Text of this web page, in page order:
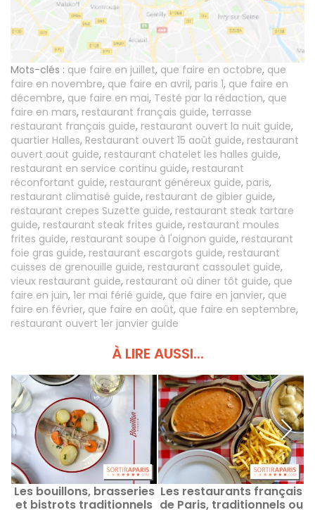
Mots-clés : que faire en juillet, que faire en octobre, que
faire en novembre, que faire en avril, paris 1, que faire en
décembre, que faire en mai, Testé par la rédaction, que
faire en mars, restaurant français guide, terrasse
restaurant français guide, restaurant ouvert la nuit guide,
quartier Halles, Restaurant ouvert 15 août guide, restaurant
ouvert aout guide, restaurant chatelet les halles guide,
restaurant en service continu guide, restaurant
réconfortant guide, restaurant généreux guide, paris,
restaurant climatisé guide, restaurant de gibier guide,
restaurant crepes Suzette guide, restaurant steak tartare
guide, restaurant steak frites guide, restaurant moules
frites guide, restaurant soupe à l'oignon guide, restaurant
foie gras guide, restaurant escargots guide, restaurant
cuisses de grenouille guide, restaurant cassoulet guide,
vieux restaurant guide, restaurant où diner tôt guide, que
faire en juin, 1er mai férié guide, que faire en janvier, que
faire en février, que faire en août, que faire en septembre,
restaurant ouvert 1er janvier guide
À LIRE AUSSI...
Les bouillons, brasseries
et bistrots traditionnels
Les restaurants français
de Paris, traditionnels ou